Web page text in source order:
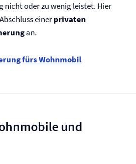
nicht oder zu wenig leistet. Hier
einerprivaten
an.
fürs Wohnmobil
und